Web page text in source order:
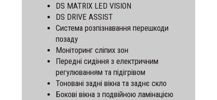
DS MATRIX LED VISION
DS DRIVE ASSIST
Система розпізнавання перешкоди
позаду
Моніторинг сліпих зон
Передні сидіння з електричним
регулюванням та підігрівом
Тоновані задні вікна та заднє скло
Бокові вікна з подвійною ламінацією